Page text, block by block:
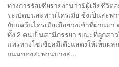
ทางการรัสเซียรายงานว่ามีผู้เสียชีวิต
ระเบิดบนสะพานไครเมีย ซึ่งเป็นสะพ
กับแคว้นไครเมียเมื่อช่วงเช้าที่ผ่านมา
ทั้ง 2 คนเป็นสามีภรรยา ขณะที่ลูกสา
แพร่ทางโซเชียลมีเดียแสดงให้เห็นผ
ถนนของสะพานบางส...